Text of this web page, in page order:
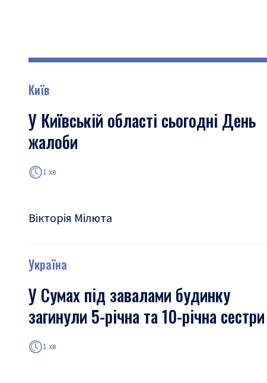
Київ
У Київській області сьогодні День
жалоби
1 хв
Вікторія Мілюта
Україна
У Сумах під завалами будинку
загинули 5-річна та 10-річна сестри
1 хв